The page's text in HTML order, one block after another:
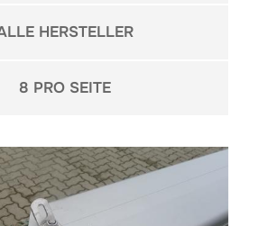
HERSTELLER
8 PRO SEITE